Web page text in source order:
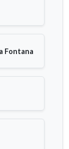
Fontana